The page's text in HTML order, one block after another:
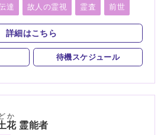
介護、進路、学業、受験、仕事、就
経営、人間関係、人生相談、健康、金
、生霊、相手の気持ち、総合運、運
心霊相談、心霊写真、命名、改名、
パラレルワールド、人探し、物探し
達 故人の霊視 霊査 前世
オーラリーディング
セリング 縁結び 縁切り
祈願 祈祷 供養 供養
詳細はこちら
待機スケジュール
花
か
霊能者